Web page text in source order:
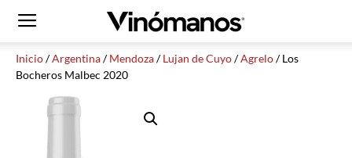
Inicio/Argentina/Mendoza/Lujan de Cuyo/Agrelo/ Los
Bocheros Malbec 2020